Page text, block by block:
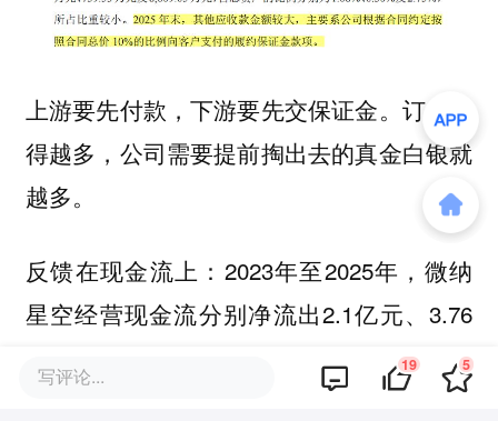
上游要先付款，下游要先交保证金。订单签
得越多，公司需要提前掏出去的真金白银就
越多。
反馈在现金流上： 2023年至2025年，微纳
星空经营现金流分别净流出2.1亿元、3.76
亿元和1.89亿元，三年时间在地面上合计净
流出近8亿元。哪怕2025年的营收同比翻了
写评论... 19 5